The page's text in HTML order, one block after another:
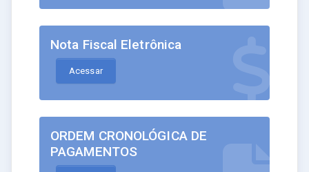
Nota Fiscal Eletrônica
Acessar
ORDEM CRONOLÓGICA DE
PAGAMENTOS